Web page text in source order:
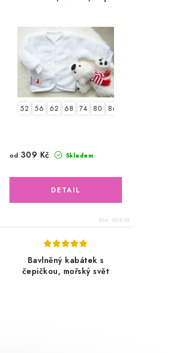
52 56 62 68 74 80 86
Skladem
od 309 Kč
Kód: 1612/52
Bavlněný kabátek s
čepičkou, mořský svět